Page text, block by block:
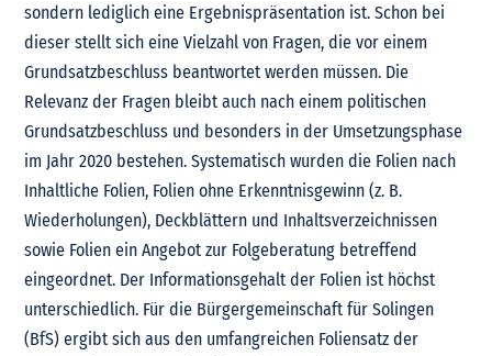
sondern lediglich eine Ergebnispräsentation ist. Schon bei
dieser stellt sich eine Vielzahl von Fragen, die vor einem
Grundsatzbeschluss beantwortet werden müssen. Die
Relevanz der Fragen bleibt auch nach einem politischen
Grundsatzbeschluss und besonders in der Umsetzungsphase
im Jahr 2020 bestehen. Systematisch wurden die Folien nach
Inhaltliche Folien, Folien ohne Erkenntnisgewinn (z. B.
Wiederholungen), Deckblättern und Inhaltsverzeichnissen
sowie Folien ein Angebot zur Folgeberatung betreffend
eingeordnet. Der Informationsgehalt der Folien ist höchst
unterschiedlich. Für die Bürgergemeinschaft für Solingen
(BfS) ergibt sich aus den umfangreichen Foliensatz der